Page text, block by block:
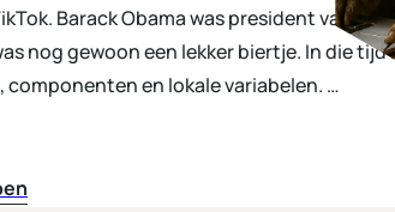
Barack Obama was president van de
nog gewoon een lekker biertje. In die tijd
en lokale variabelen.